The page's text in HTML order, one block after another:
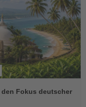
Fokus deutscher